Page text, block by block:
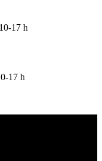
17 h
17 h